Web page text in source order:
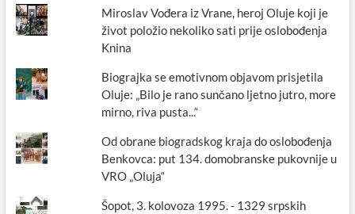
Miroslav Vođera iz Vrane, heroj Oluje koji je
život položio nekoliko sati prije oslobođenja
Knina
Biograjka se emotivnom objavom prisjetila
Oluje: „Bilo je rano sunčano ljetno jutro, more
mirno, riva pusta...“
Od obrane biogradskog kraja do oslobođenja
Benkovca: put 134. domobranske pukovnije u
VRO „Oluja“
Šopot, 3. kolovoza 1995. - 1329 srpskih